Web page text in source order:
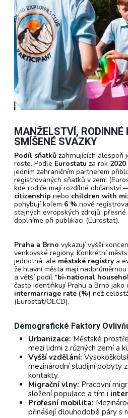
MANŽELSTVÍ, RODINNÉ
SMÍŠENÉ SVAZKY
Podíl sňatků zahrnujících alespoň
roste. Podle Eurostatu za rok 2020
jedním zahraničním partnerem
registrovaných sňatků v zemi
kde rodiče mají rozdílné občanství
citizenship nebo children with
pohybují kolem 6 % nově
stejných evropských zdrojů;
doplníme při publikaci (Eurostat).
Praha a Brno vykazují vyšší
venkovské regiony. Konkrétní
jednotná, ale městské registry a
že hlavní města mají nadprůměrnou
a větší podíl “bi‑national
často identifikují Prahu a Brno jako
intermarriage rate (%) než
(Eurostat/OECD).
Demografické Faktory
Urbanizace: Městské
mezi lidmi z různých zemí a
Vyšší vzdělání:
mezinárodní studijní pobyty
kontakty.
Migrační vlny: Pracovní
složení populace a tím i
Profesní mobilita:
přinášejí dlouhodobé páry s